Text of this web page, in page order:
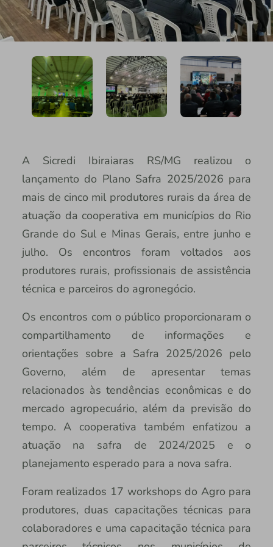
A Sicredi Ibiraiaras RS/MG realizou o
lançamento do Plano Safra 2025/2026 para
mais de cinco mil produtores rurais da área de
atuação da cooperativa em municípios do Rio
Grande do Sul e Minas Gerais, entre junho e
julho. Os encontros foram voltados aos
produtores rurais, profissionais de assistência
técnica e parceiros do agronegócio.
Os encontros com o público proporcionaram o
compartilhamento de informações e
orientações sobre a Safra 2025/2026 pelo
Governo, além de apresentar temas
relacionados às tendências econômicas e do
mercado agropecuário, além da previsão do
tempo. A cooperativa também enfatizou a
atuação na safra de 2024/2025 e o
planejamento esperado para a nova safra.
Foram realizados 17 workshops do Agro para
produtores, duas capacitações técnicas para
colaboradores e uma capacitação técnica para